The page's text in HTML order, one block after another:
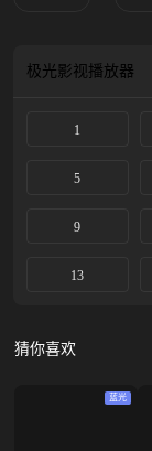
极光影视播放器
1
5
9
13
猜你喜欢
蓝光